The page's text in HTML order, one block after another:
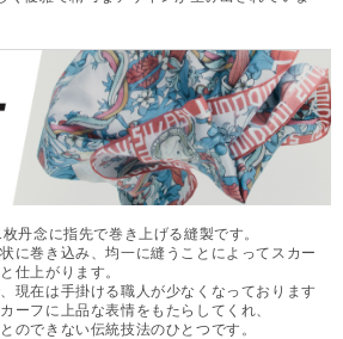
丹念に指先で巻き上げる縫製です。
に巻き込み、均一に縫うことによってスカー
仕上がります。
現在は手掛ける職人が少なくなっております
ーフに上品な表情をもたらしてくれ、
のできない伝統技法のひとつです。